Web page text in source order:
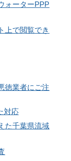
ォーターPPP
上で閲覧でき
徳業者にご注
対応
た千葉県流域